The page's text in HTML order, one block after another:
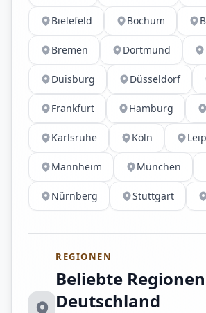
Bielefeld Bochum
Bremen Dortmund
Duisburg Düsseldorf
Frankfurt Hamburg
Karlsruhe Köln
Mannheim München
Nürnberg Stuttgart
REGIONEN
Beliebte
Deutschland